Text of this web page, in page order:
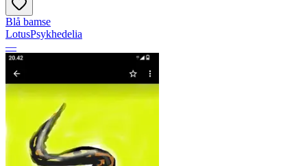
Blå bamse
LotusPsykhedelia
—